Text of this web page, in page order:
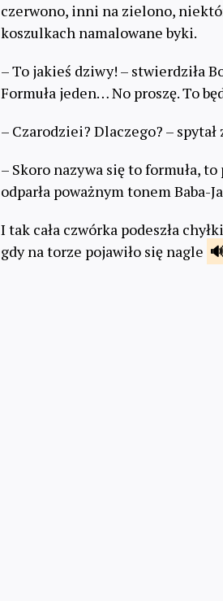
czerwono, inni na zielono,
koszulkach namalowane byki.
– To jakieś dziwy! – stwierdziła
Formuła jeden… No proszę. To
– Czarodziei? Dlaczego? –
– Skoro nazywa się to formuła,
odparła poważnym tonem Baba-
I tak cała czwórka podeszła
gdy na torze pojawiło się nagle